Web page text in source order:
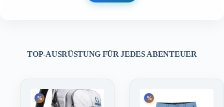
TOP-AUSRÜSTUNG FÜR JEDES ABENTEUER